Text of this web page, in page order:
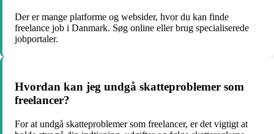
Der er mange platforme og websider, hvor du kan finde
freelance job i Danmark. Søg online eller brug specialiserede
jobportaler.
Hvordan kan jeg undgå skatteproblemer som
freelancer?
For at undgå skatteproblemer som freelancer, er det vigtigt at